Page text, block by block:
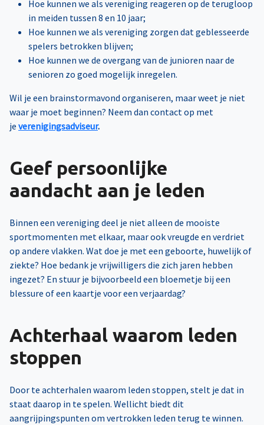
Hoe kunnen we als vereniging reageren op de terugloop
in meiden tussen 8 en 10 jaar;
Hoe kunnen we als vereniging zorgen dat geblesseerde
spelers betrokken blijven;
Hoe kunnen we de overgang van de junioren naar de
senioren zo goed mogelijk inregelen.
Wil je een brainstormavond organiseren, maar weet je niet
waar je moet beginnen? Neem dan contact op met
je verenigingsadviseur.
Geef persoonlijke
aandacht aan je leden
Binnen een vereniging deel je niet alleen de mooiste
sportmomenten met elkaar, maar ook vreugde en verdriet
op andere vlakken. Wat doe je met een geboorte, huwelijk of
ziekte? Hoe bedank je vrijwilligers die zich jaren hebben
ingezet? En stuur je bijvoorbeeld een bloemetje bij een
blessure of een kaartje voor een verjaardag?
Achterhaal waarom leden
stoppen
Door te achterhalen waarom leden stoppen, stelt je dat in
staat daarop in te spelen. Wellicht biedt dit
aangrijpingspunten om vertrokken leden terug te winnen.